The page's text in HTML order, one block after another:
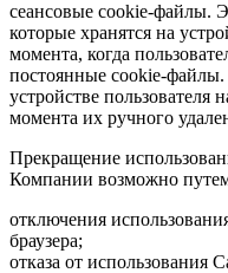
сеансовые cookie-файлы.
которые хранятся на
момента, когда
постоянные cookie-
устройстве пользователя
момента их ручного
Прекращение
Компании возможно
отключения
браузера;
отказа от использования